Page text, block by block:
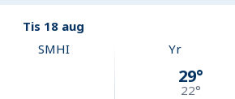
Tis 18 aug
SMHI Yr
29°
22°